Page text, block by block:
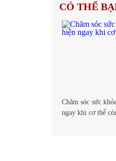
CÓ THỂ
Chăm sóc sức
ngay khi cơ thể